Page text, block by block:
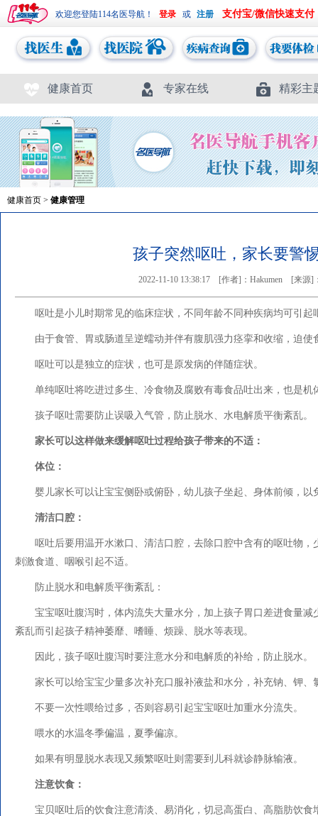
欢迎您登陆114名医导航！ 或 支付宝/微信快速支付
健康首页 专家在线 精彩主
健康首页 > 健康管理
孩子突然呕吐，家长要警
2022-11-10 13:38:17 [作者]：Hakumen [来源]
呕吐是小儿时期常见的临床症状，不同年龄不同种疾病均可引起
由于食管、胃或肠道呈逆蠕动并伴有腹肌强力痉挛和收缩，迫
呕吐可以是独立的症状，也可是原发病的伴随症状。
单纯呕吐将吃进过多生、冷食物及腐败有毒食品吐出来，也是机
孩子呕吐需要防止误吸入气管，防止脱水、水电解质平衡紊乱。
家长可以这样做来缓解呕吐过程给孩子带来的不适：
体位：
婴儿家长可以让宝宝侧卧或俯卧，幼儿孩子坐起、身体前倾，以
清洁口腔：
呕吐后要用温开水漱口、清洁口腔，去除口腔中含有的呕吐物
刺激食道、咽喉引起不适。
防止脱水和电解质平衡紊乱：
宝宝呕吐腹泻时，体内流失大量水分，加上孩子胃口差进食量
紊乱而引起孩子精神萎靡、嗜睡、烦躁、脱水等表现。
因此，孩子呕吐腹泻时要注意水分和电解质的补给，防止脱水。
家长可以给宝宝少量多次补充口服补液盐和水分，补充钠、钾、
不要一次性喂给过多，否则容易引起宝宝呕吐加重水分流失。
喂水的水温冬季偏温，夏季偏凉。
如果有明显脱水表现又频繁呕吐则需要到儿科就诊静脉输液。
注意饮食：
宝贝呕吐后的饮食注意清淡、易消化，切忌高蛋白、高脂肪饮